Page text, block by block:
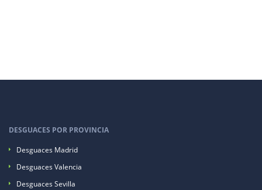
DESGUACES POR PROVINCIA
Desguaces Madrid
Desguaces Valencia
Desguaces Sevilla